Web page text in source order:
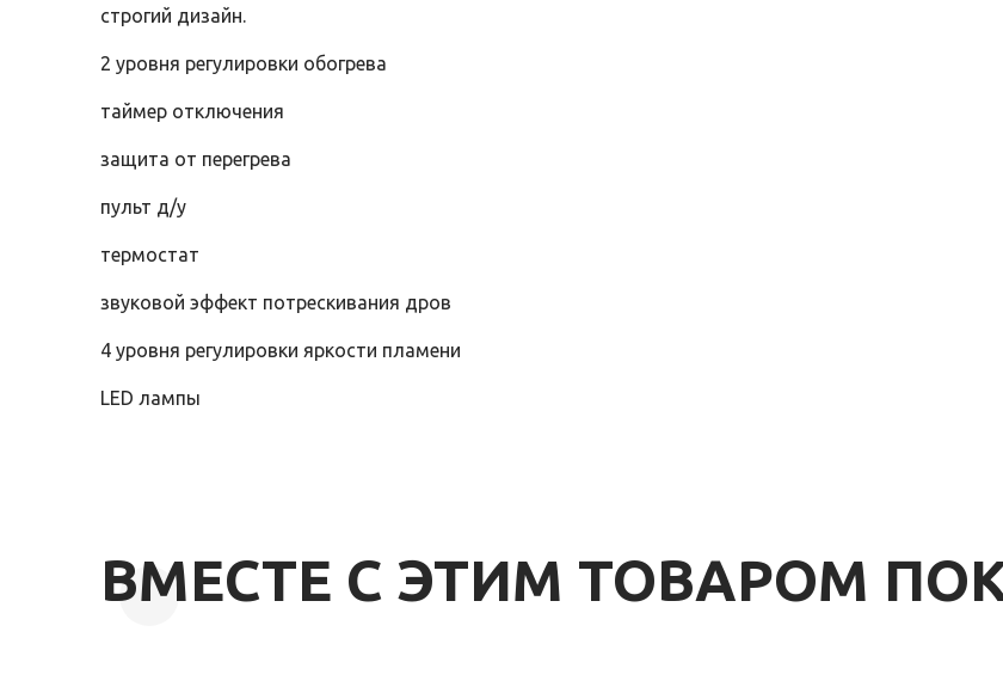
строгий дизайн.
2 уровня регулировки обогрева
таймер отключения
защита от перегрева
пульт д/у
термостат
звуковой эффект потрескивания дров
4 уровня регулировки яркости пламени
LED лампы
ВМЕСТЕ С ЭТИМ ТОВАРОМ